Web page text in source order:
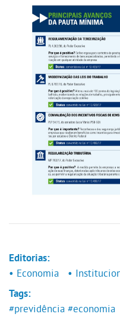
Editorias:
• Economia
•
Tags:
#previdência #economia